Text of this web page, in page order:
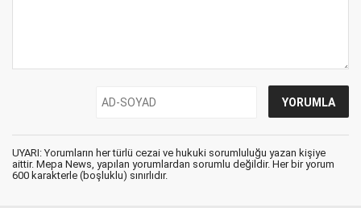
UYARI: Yorumların her türlü cezai ve hukuki sorumluluğu yazan kişiye
aittir. Mepa News, yapılan yorumlardan sorumlu değildir. Her bir yorum
600 karakterle (boşluklu) sınırlıdır.